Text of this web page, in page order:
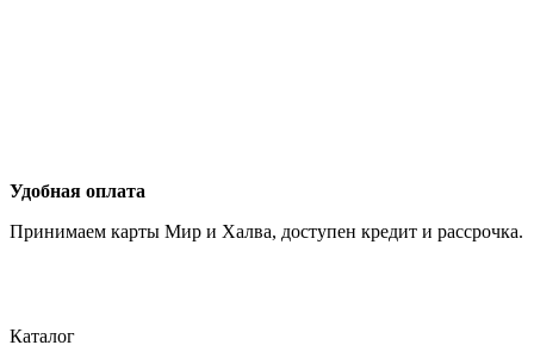
Удобная оплата
Принимаем карты Мир и Халва, доступен кредит и рассрочка.
Каталог